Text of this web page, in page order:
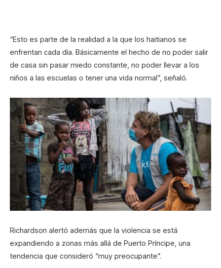
“Esto es parte de la realidad a la que los haitianos se
enfrentan cada día. Básicamente el hecho de no poder salir
de casa sin pasar miedo constante, no poder llevar a los
niños a las escuelas o tener una vida normal”, señaló.
Richardson alertó además que la violencia se está
expandiendo a zonas más allá de Puerto Príncipe, una
tendencia que consideró “muy preocupante”.